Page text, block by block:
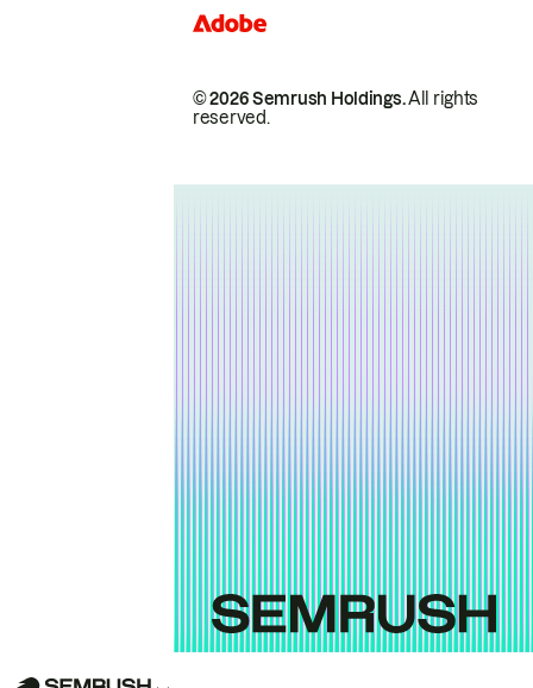
© 2026 Semrush Holdings.All rights
reserved.